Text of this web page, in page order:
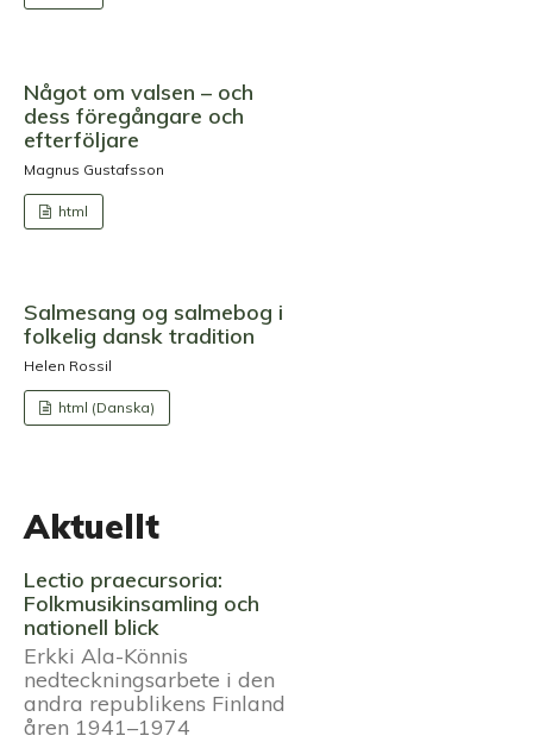
Något om valsen – och
dess föregångare och
efterföljare
Magnus Gustafsson
html
Salmesang og salmebog i
folkelig dansk tradition
Helen Rossil
html (Danska)
Aktuellt
Lectio praecursoria:
Folkmusikinsamling och
nationell blick
Erkki Ala-Könnis
nedteckningsarbete i den
andra republikens Finland
åren 1941–1974